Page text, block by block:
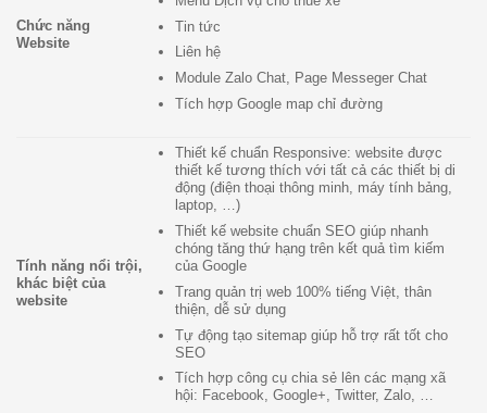
Chức năng
Website
Tin tức
Liên hệ
Module Zalo Chat, Page Messeger Chat
Tích hợp Google map chỉ đường
Tính năng nổi trội,
khác biệt của
website
Thiết kế chuẩn Responsive: website được
thiết kế tương thích với tất cả các thiết bị di
động (điện thoại thông minh, máy tính bảng,
laptop, …)
Thiết kế website chuẩn SEO giúp nhanh
chóng tăng thứ hạng trên kết quả tìm kiếm
của Google
Trang quản trị web 100% tiếng Việt, thân
thiện, dễ sử dụng
Tự động tạo sitemap giúp hỗ trợ rất tốt cho
SEO
Tích hợp công cụ chia sẻ lên các mạng xã
hội: Facebook, Google+, Twitter, Zalo, …